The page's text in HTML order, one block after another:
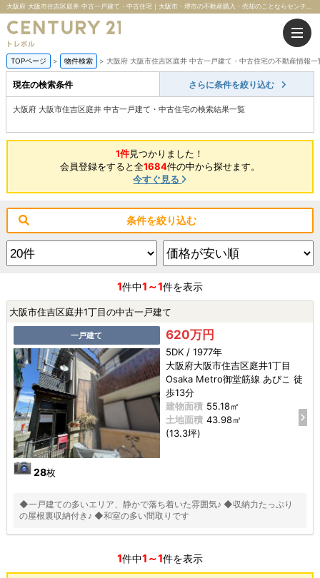
TOPページ 物件検索 大阪府 大阪市住吉区庭井 中古一戸建て・中古住宅の不動産情報一
現在の検索条件 さらに条件を絞り込む
大阪府 大阪市住吉区庭井 中古一戸建て・中古住宅の検索結果一覧
1件見つかりました！
会員登録をすると全1684件の中から探せます。
今すぐ見る
条件を絞り込む
1件中1～1件を表示
大阪市住吉区庭井1丁目の中古一戸建て
一戸建て
28枚
620万円
5DK / 1977年
大阪府大阪市住吉区庭井1丁目
Osaka Metro御堂筋線 あびこ 徒
歩13分
建物面積 55.18㎡
土地面積 43.98㎡
(13.3坪)
◆一戸建ての多いエリア、静かで落ち着いた雰囲気♪ ◆収納力たっぷり
の屋根裏収納付き♪ ◆和室の多い間取りです
1件中1～1件を表示